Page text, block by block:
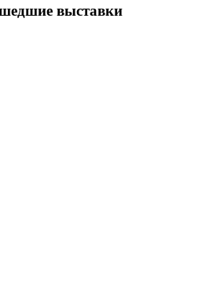
выставки